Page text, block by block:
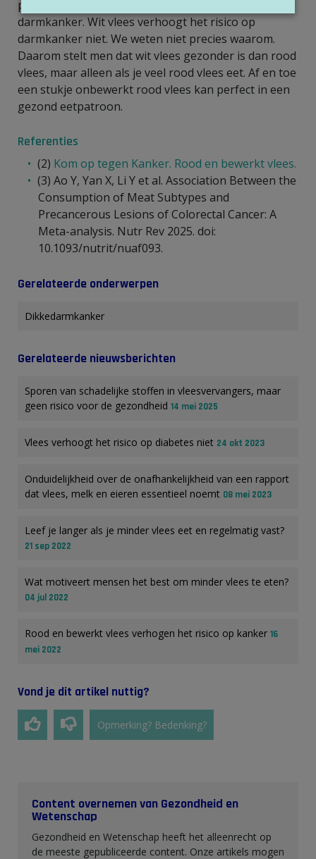
per week eet, loopt een iets hoger risico op
darmkanker. Wit vlees verhoogt het risico op
darmkanker niet. We weten niet precies waarom.
Daarom stelt men dat wit vlees gezonder is dan rood
vlees, maar alleen als je veel rood vlees eet. Af en toe
een stukje onbewerkt rood vlees kan perfect in een
gezond eetpatroon.
Referenties
(2) Kom op tegen Kanker. Rood en bewerkt vlees.
(3) Ao Y, Yan X, Li Y et al. Association Between the
Consumption of Meat Subtypes and
Precancerous Lesions of Colorectal Cancer: A
Meta-analysis. Nutr Rev 2025. doi:
10.1093/nutrit/nuaf093.
Gerelateerde onderwerpen
Dikkedarmkanker
Gerelateerde nieuwsberichten
Sporen van schadelijke stoffen in vleesvervangers, maar
geen risico voor de gezondheid 14 mei 2025
Vlees verhoogt het risico op diabetes niet 24 okt 2023
Onduidelijkheid over de onafhankelijkheid van een rapport
dat vlees, melk en eieren essentieel noemt 08 mei 2023
Leef je langer als je minder vlees eet en regelmatig vast?
21 sep 2022
Wat motiveert mensen het best om minder vlees te eten?
04 jul 2022
Rood en bewerkt vlees verhogen het risico op kanker 16
mei 2022
Vond je dit artikel nuttig?
Opmerking? Bedenking?
Content overnemen van Gezondheid en
Wetenschap
Gezondheid en Wetenschap heeft het alleenrecht op
de meeste gepubliceerde content. Onze artikels mogen